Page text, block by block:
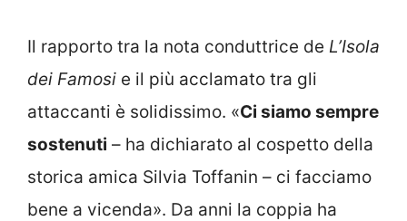
Il rapporto tra la nota conduttrice de L’Isola
dei Famosi e il più acclamato tra gli
attaccanti è solidissimo. «Ci siamo sempre
sostenuti – ha dichiarato al cospetto della
storica amica Silvia Toffanin – ci facciamo
bene a vicenda». Da anni la coppia ha